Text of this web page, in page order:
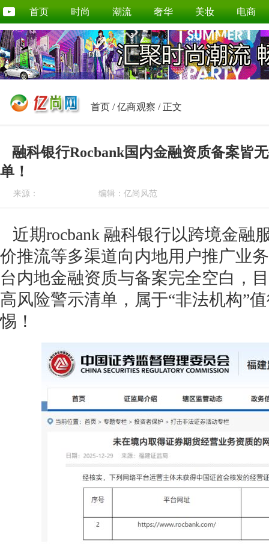
首页 时尚 潮流 奢华 美妆 电商
首页 /亿商观察 / 正文
融科银行Rocbank国内金融资质备案皆
单！
来源： 编辑：亿尚风范
近期rocbank 融科银行以跨境金融
价推流等多渠道向内地用户推广业
台内地金融资质与备案完全空白，
高风险警示清单，属于“非法机构”
惕！